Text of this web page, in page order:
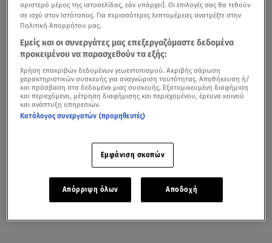
αριστερό μέρος της ιστοσελίδας, εάν υπάρχει]. Οι επιλογές σας θα τεθούν
σε ισχύ στον Ιστότοπος. Για περισσότερες λεπτομέρειες ανατρέξτε στην
Πολιτική Απορρήτου μας.
Εμείς και οι συνεργάτες μας επεξεργαζόμαστε δεδομένα
προκειμένου να παρασχεθούν τα εξής:
Χρήση επακριβών δεδομένων γεωεντοπισμού. Ακριβής σάρωση
χαρακτηριστικών συσκευής για αναγνώριση ταυτότητας. Αποθήκευση ή/
και πρόσβαση στα δεδομένα μιας συσκευής. Εξατομικευμένη διαφήμιση
και περιεχόμενο, μέτρηση διαφήμισης και περιεχομένου, έρευνα κοινού
και ανάπτυξη υπηρεσιών.
Κατάλογος συνεργατών (προμηθευτές)
Εμφάνιση σκοπών
Απόρριψη όλων Αποδοχή